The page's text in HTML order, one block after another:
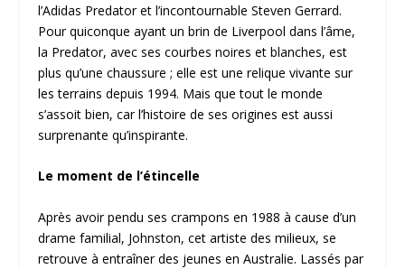
l’Adidas Predator et l’incontournable Steven Gerrard.
Pour quiconque ayant un brin de Liverpool dans l’âme,
la Predator, avec ses courbes noires et blanches, est
plus qu’une chaussure ; elle est une relique vivante sur
les terrains depuis 1994. Mais que tout le monde
s’assoit bien, car l’histoire de ses origines est aussi
surprenante qu’inspirante.
Le moment de l’étincelle
Après avoir pendu ses crampons en 1988 à cause d’un
drame familial, Johnston, cet artiste des milieux, se
retrouve à entraîner des jeunes en Australie. Lassés par